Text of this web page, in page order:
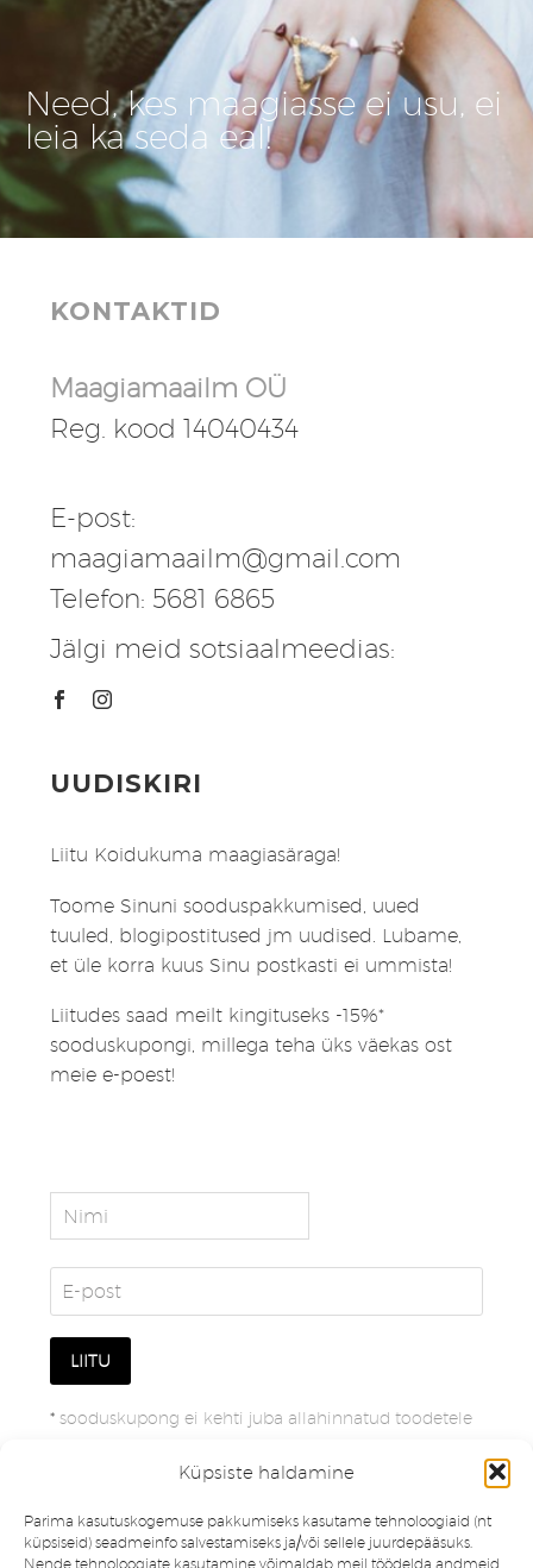
Küpsiste haldamine
Parima kasutuskogemuse pakkumiseks kasutame tehnoloogiaid (nt
küpsiseid) seadmeinfo salvestamiseks ja/või sellele juurdepääsuks.
Nende tehnoloogiate kasutamine võimaldab meil töödelda andmeid,
Need, kes maagiasse ei usu, ei
leia ka seda eal!
KONTAKTID
Maagiamaailm OÜ
Reg. kood 14040434
E-post:
maagiamaailm@gmail.com
Telefon: 5681 6865
Jälgi meid sotsiaalmeedias:
UUDISKIRI
Liitu Koidukuma maagiasäraga!
Toome Sinuni sooduspakkumised, uued
tuuled, blogipostitused jm uudised. Lubame,
et üle korra kuus Sinu postkasti ei ummista!
Liitudes saad meilt kingituseks -15%*
sooduskupongi, millega teha üks väekas ost
meie e-poest!
* sooduskupong ei kehti juba allahinnatud toodetele